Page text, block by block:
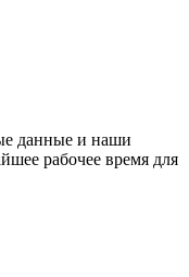
данные и наши
рабочее время для